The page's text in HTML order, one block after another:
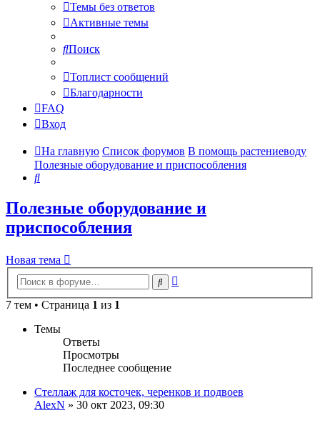
Темы без ответов
Активные темы
Поиск
Топлист сообщений
Благодарности
FAQ
Вход
На главную Список форумов В помощь растениеводу
Полезные оборудование и приспособления
Поиск
Полезные оборудование и
приспособления
Новая тема
Поиск
7 тем • Страница 1 из 1
Темы
Ответы
Просмотры
Последнее сообщение
Стеллаж для косточек, черенков и подвоев
AlexN » 30 окт 2023, 09:30